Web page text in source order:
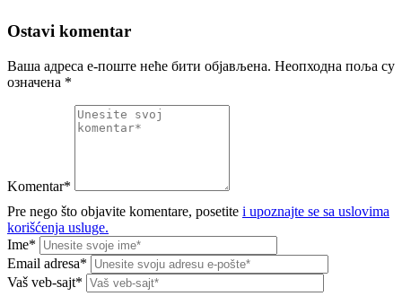
Ostavi komentar
Ваша адреса е-поште неће бити објављена. Неопходна поља су
означена *
Komentar*
Pre nego što objavite komentare, posetite i upoznajte se sa uslovima
korišćenja usluge.
Ime*
Email adresa*
Vaš veb-sajt*